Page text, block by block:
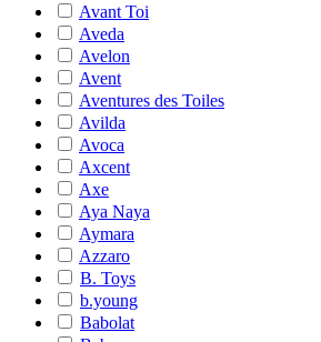
Avant Toi
Aveda
Avelon
Avent
Aventures des Toiles
Avilda
Avoca
Axcent
Axe
Aya Naya
Aymara
Azzaro
B. Toys
b.young
Babolat